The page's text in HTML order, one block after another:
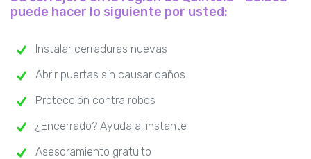
puede hacer lo siguiente por usted:
Instalar cerraduras nuevas
Abrir puertas sin causar daños
Protección contra robos
¿Encerrado? Ayuda al instante
Asesoramiento gratuito